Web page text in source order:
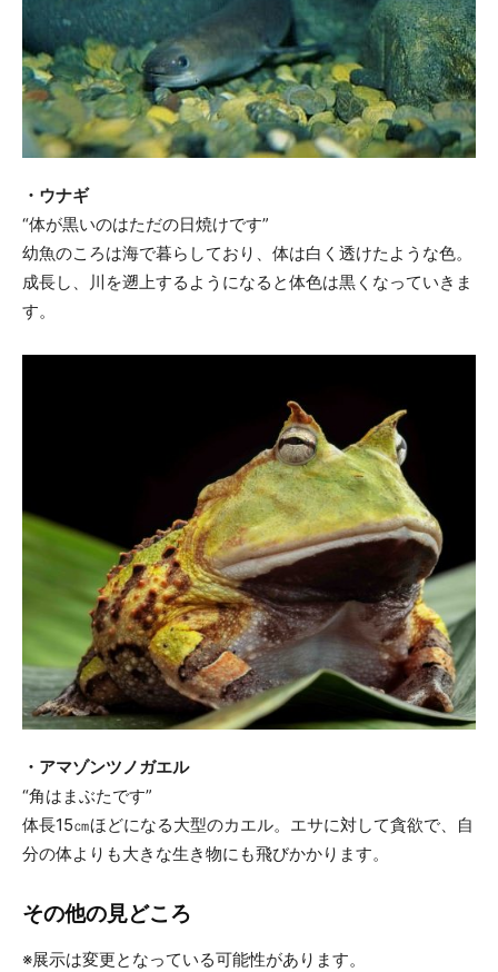
・ウナギ
“体が黒いのはただの日焼けです”
幼魚のころは海で暮らしており、体は白く透けたような色。
成長し、川を遡上するようになると体色は黒くなっていきま
す。
・アマゾンツノガエル
“角はまぶたです”
体長15㎝ほどになる大型のカエル。エサに対して貪欲で、自
分の体よりも大きな生き物にも飛びかかります。
その他の見どころ
※展示は変更となっている可能性があります。